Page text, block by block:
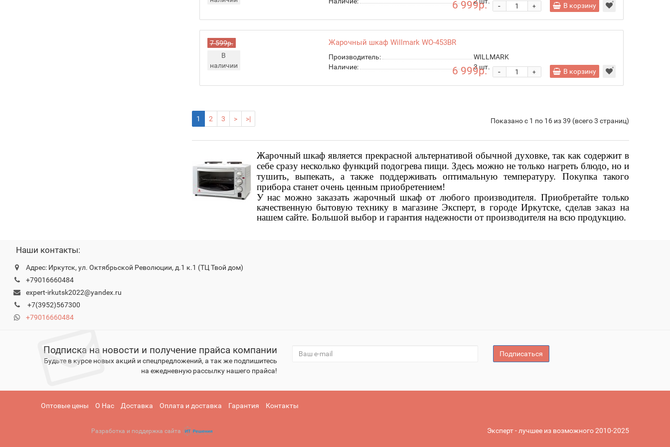
6 999р. +
- В корзину
7 599р.
В
наличии
Жарочный шкаф Willmark WO-453BR
Производитель:
WILLMARK
Наличие:
3шт.
6 999р. +
- В корзину
1 2 3 > >| Показано с 1 по 16 из 39 (всего 3 страниц)
Жарочный шкаф является прекрасной альтернативой обычной духовке, так как содержит в
себе сразу несколько функций подогрева пищи. Здесь можно не только нагреть блюдо, но и
тушить, выпекать, а также поддерживать оптимальную температуру. Покупка такого
прибора станет очень ценным приобретением!
У нас можно заказать жарочный шкаф от любого производителя. Приобретайте только
качественную бытовую технику в магазине Эксперт, в городе Иркутске, сделав заказ на
нашем сайте. Большой выбор и гарантия надежности от производителя на всю продукцию.
Наши контакты:
Адрес: Иркутск, ул. Октябрьской Революции, д.1 к.1 (ТЦ Твой дом)
+79016660484
expert-irkutsk2022@yandex.ru
+7(3952)567300
+79016660484
Подписка на новости и получение прайса компании
Будьте в курсе новых акций и спецпредложений, а так же подпишитесь
на ежедневную рассылку нашего прайса!
Подписаться
Оптовые цены О Нас Доставка Оплата и доставка Гарантия Контакты
Разработка и поддержка сайта Эксперт - лучшее из возможного 2010-2025